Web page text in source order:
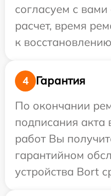
согласуем с
расчет, время
к
4
Гарантия
По окончании
подписания
работ Вы
гарантийном
устройства Bort